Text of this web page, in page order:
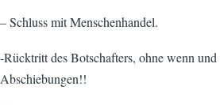
– Schluss mit Menschenhandel.
-Rücktritt des Botschafters, ohne wenn
Abschiebungen!!